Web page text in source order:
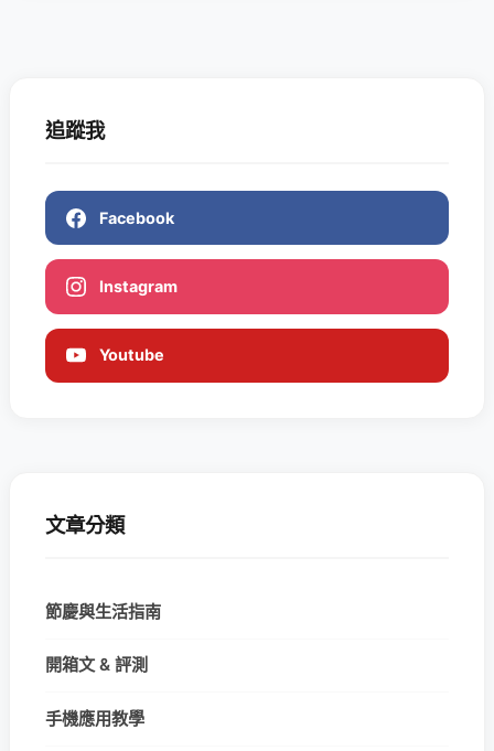
追蹤我
Facebook
Instagram
Youtube
文章分類
節慶與生活指南
開箱文 & 評測
手機應用教學